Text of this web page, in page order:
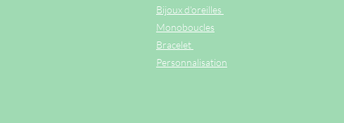
Bijoux d'oreilles
Monoboucles
Bracelet
Personnalisation